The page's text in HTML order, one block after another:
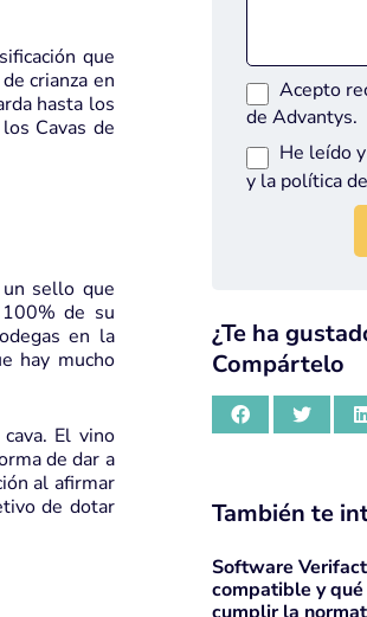
que
crianza en
hasta los
Cavas de
un sello que
de su
en la
hay mucho
El vino
de dar a
al afirmar
de dotar
Acepto
de Advantys.
He leído
y la política
¿Te ha
Compártelo
También te
Software
compatible y